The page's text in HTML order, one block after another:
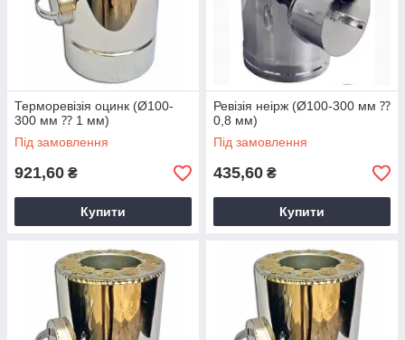
Терморевізія оцинк (Ø100-
300 мм ⁇ 1 мм)
Під замовлення
921,60 ₴
Купити
Ревізія неірж (Ø100-300 мм ⁇
0,8 мм)
Під замовлення
435,60 ₴
Купити